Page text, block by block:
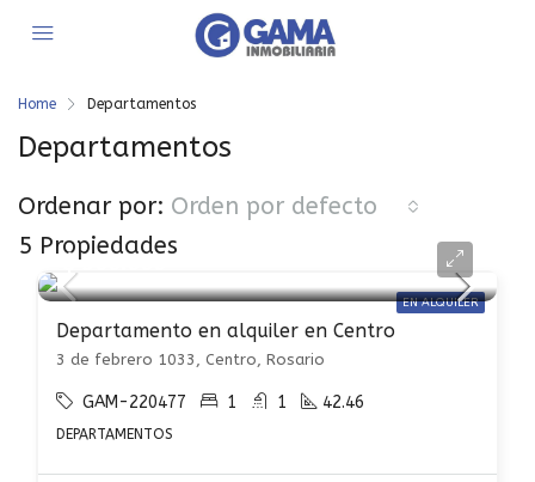
Home Departamentos
Departamentos
5 Propiedades
Ordenar por: Orden por defecto
EN ALQUILER
$ 500.000
Departamento en alquiler en Centro
3 de febrero 1033, Centro, Rosario
GAM-220477 1 1 42.46
DEPARTAMENTOS